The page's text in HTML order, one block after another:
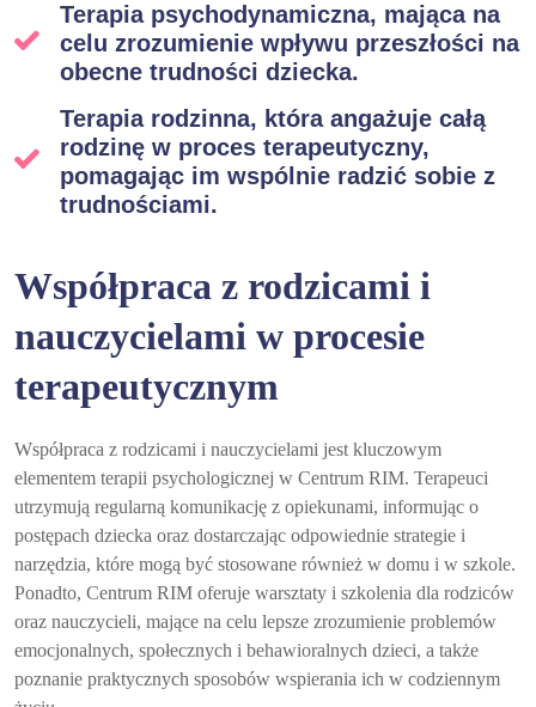
Terapia psychodynamiczna, mająca na
celu zrozumienie wpływu przeszłości na
obecne trudności dziecka.
Terapia rodzinna, która angażuje całą
rodzinę w proces terapeutyczny,
pomagając im wspólnie radzić sobie z
trudnościami.
Współpraca z rodzicami i
nauczycielami w procesie
terapeutycznym
Współpraca z rodzicami i nauczycielami jest kluczowym
elementem terapii psychologicznej w Centrum RIM. Terapeuci
utrzymują regularną komunikację z opiekunami, informując o
postępach dziecka oraz dostarczając odpowiednie strategie i
narzędzia, które mogą być stosowane również w domu i w szkole.
Ponadto, Centrum RIM oferuje warsztaty i szkolenia dla rodziców
oraz nauczycieli, mające na celu lepsze zrozumienie problemów
emocjonalnych, społecznych i behawioralnych dzieci, a także
poznanie praktycznych sposobów wspierania ich w codziennym